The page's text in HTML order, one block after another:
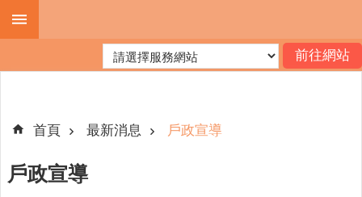
跳到主要內容區塊
階
首頁 最新消息 戶政宣導
戶政宣導